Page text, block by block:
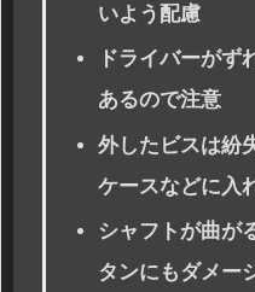
いよう配慮
ドライバーがず
あるので注意
外したビスは紛
ケースなどに入
シャフトが曲が
タンにもダメー